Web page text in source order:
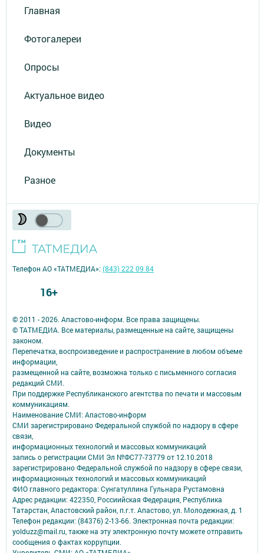
Главная
Фотогалереи
Опросы
Актуальное видео
Видео
Документы
Разное
© 2011 - 2026. Апастово-информ. Все права защищены.
© ТАТМЕДИА. Все материалы, размещенные на сайте, защищены
законом.
Перепечатка, воспроизведение и распространение в любом объеме
информации,
размещенной на сайте, возможна только с письменного согласия
редакций СМИ.
При поддержке Республиканского агентства по печати и массовым
коммуникациям.
Наименование СМИ: Апастово-информ
СМИ зарегистрировано Федеральной службой по надзору в сфере
связи,
информационных технологий и массовых коммуникаций
запись о регистрации СМИ Эл №ФС77-73779 от 12.10.2018
зарегистрировано Федеральной службой по надзору в сфере связи,
информационных технологий и массовых коммуникаций
ФИО главного редактора: Сунгатуллина Гульнара Рустамовна
Адрес редакции: 422350, Россиийская Федерация, Республика
Татарстан, Апастовский район, п.г.т. Апастово, ул. Молодежная, д. 1
Телефон редакции: (84376) 2-13-66. Электронная почта редакции:
yolduzz@mail.ru, также на эту электронную почту можете отправить
сообщения о фактах коррупции.
Телефон АО «ТАТМЕДИА»:(843) 222 09 84
16+